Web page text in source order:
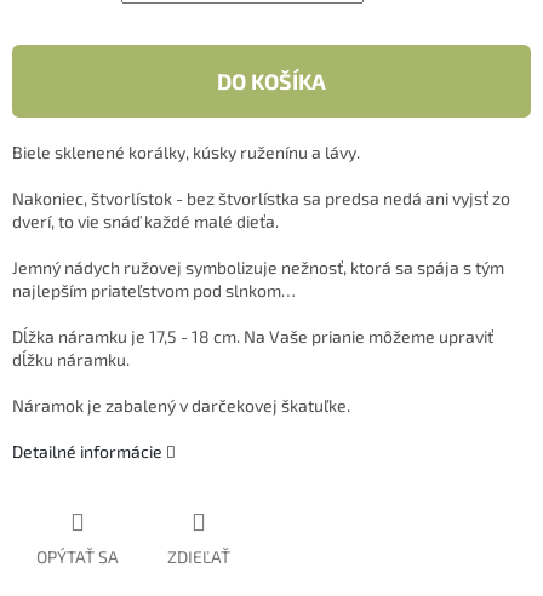
DO KOŠÍKA
Biele sklenené korálky, kúsky ruženínu a lávy.
Nakoniec, štvorlístok - bez štvorlístka sa predsa nedá ani vyjsť zo
dverí, to vie snáď každé malé dieťa.
Jemný nádych ružovej symbolizuje nežnosť, ktorá sa spája s tým
najlepším priateľstvom pod slnkom…
Dĺžka náramku je 17,5 - 18 cm. Na Vaše prianie môžeme upraviť
dĺžku náramku.
Náramok je zabalený v darčekovej škatuľke.
Detailné informácie
OPÝTAŤ SA ZDIEĽAŤ